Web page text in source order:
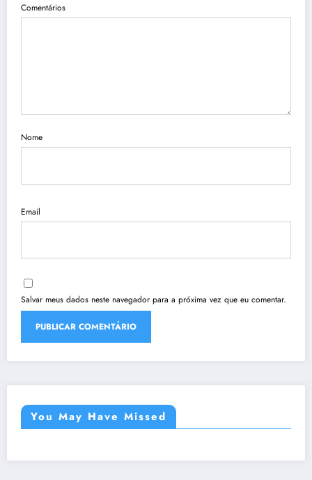
Comentários
Nome
Email
Salvar meus dados neste navegador para a próxima vez que eu comentar.
You May Have Missed